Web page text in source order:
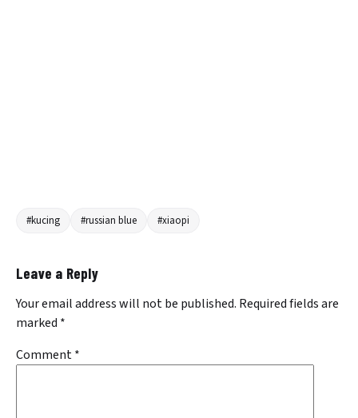
#kucing #russian blue #xiaopi
Leave a Reply
Your email address will not be published. Required fields are
marked *
Comment*